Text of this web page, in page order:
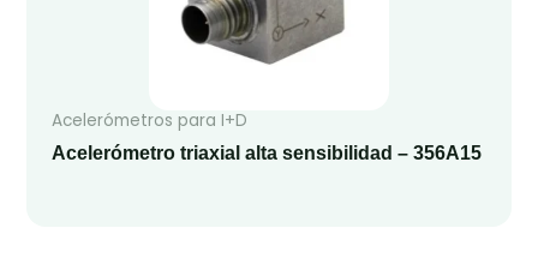
Acelerómetros para I+D
Acelerómetro triaxial alta sensibilidad – 356A15